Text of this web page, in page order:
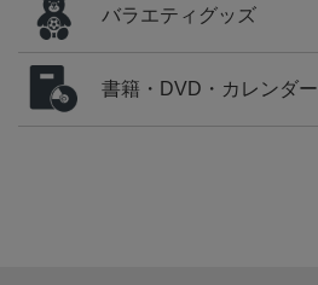
バラエティグッズ
書籍・DVD・カレンダー